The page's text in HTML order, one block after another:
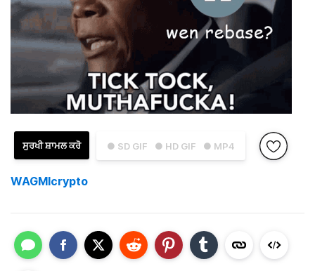
● SD GIF ● HD GIF ● MP4
ਸੁਰਖੀ ਸ਼ਾਮਲ ਕਰੋ
WAGMIcrypto